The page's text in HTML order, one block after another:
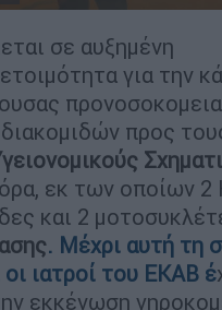
σε αυξημένη
για την
προς
εκ των οποίων 2
και 2
. Μέχρι αυτή τη
ιατροί του ΕΚΑΒ έ
εκκένωση